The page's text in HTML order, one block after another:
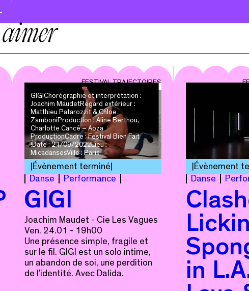
aimer
FESTIVAL TRAJECTOIRES
GIGIChorégraphie et interprétation :
Joachim MaudetRegard extérieur :
Matthieu Patarozzit & Chloe
ZamboniProduction : Aline Berthou,
Charlotte Cancé – Aoza
ProductionCadre : Festival Bien Fait
!Date : 21/09/2022Lieu :
MicadansesVille : Paris
Évènement terminé
Danse
Performance
GIGI
Joachim Maudet - Cie Les Vagues
Ven. 24.01 - 19h00
Une présence simple, fragile et
sur le fil. GIGI est un solo intime,
un abandon de soi, une perdition
de l’identité. Avec Dalida.
Évènement
Danse
in